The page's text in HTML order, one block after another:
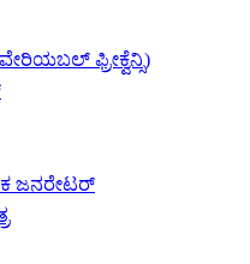
ಫ್ರೀಕ್ವೆನ್ಸಿ)
ಜನರೇಟರ್